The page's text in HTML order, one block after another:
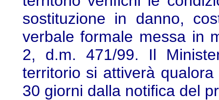
sostituzione in danno,
verbale formale messa in
2, d.m. 471/99. Il
territorio si attiverà
30 giorni dalla notifica del